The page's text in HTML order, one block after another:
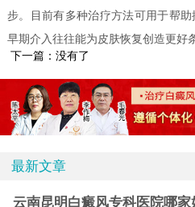
步。目前有多种治疗方法可用于帮
早期介入往往能为皮肤恢复创造更好
下一篇：没有了
最新文章
云南昆明白癜风专科医院哪